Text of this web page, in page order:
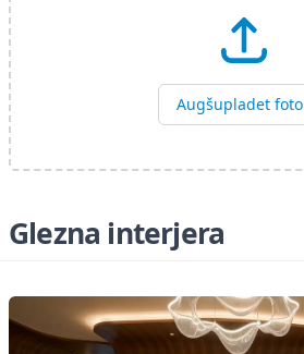
Augšupladet foto
Glezna interjera